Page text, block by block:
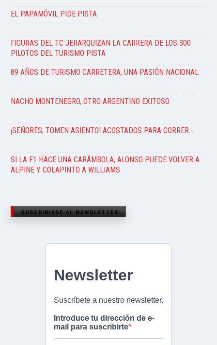
EL PAPAMÓVIL PIDE PISTA
FIGURAS DEL TC JERARQUIZAN LA CARRERA DE LOS 300
PILOTOS DEL TURISMO PISTA
89 AÑOS DE TURISMO CARRETERA, UNA PASIÓN NACIONAL
NACHO MONTENEGRO, OTRO ARGENTINO EXITOSO
¡SEÑORES, TOMEN ASIENTO! ACOSTADOS PARA CORRER…
SI LA F1 HACE UNA CARÁMBOLA, ALONSO PUEDE VOLVER A
ALPINE Y COLAPINTO A WILLIAMS
SUSCRIBIRSE AL NEWSLETTER